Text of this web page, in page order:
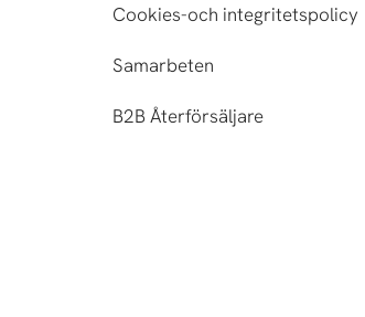
Cookies-och integritetspolicy
Samarbeten
B2B Återförsäljare